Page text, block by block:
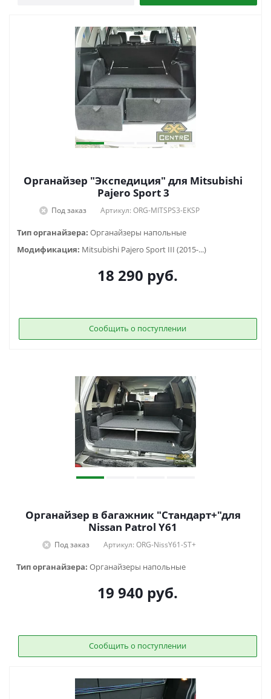
Органайзер "Экспедиция" для Mitsubishi
Pajero Sport 3
Под заказ Артикул: ORG-MITSPS3-EKSP
Тип органайзера: Органайзеры напольные
Модификация: Mitsubishi Pajero Sport III (2015-...)
18 290 руб.
Сообщить о поступлении
Органайзер в багажник "Стандарт+"для
Nissan Patrol Y61
Под заказ Артикул: ORG-NissY61-ST+
Тип органайзера: Органайзеры напольные
19 940 руб.
Сообщить о поступлении